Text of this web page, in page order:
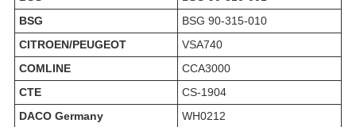
BSG
BSG 90-315-010
CITROEN/PEUGEOT
VSA740
COMLINE
CCA3000
CTE
CS-1904
DACO Germany
WH0212